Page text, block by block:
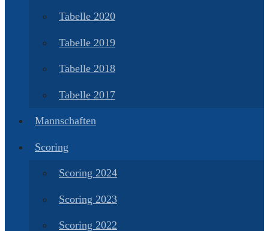
Tabelle 2020
Tabelle 2019
Tabelle 2018
Tabelle 2017
Mannschaften
Scoring
Scoring 2024
Scoring 2023
Scoring 2022